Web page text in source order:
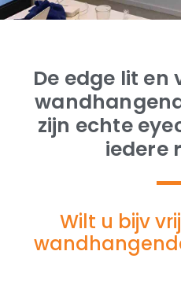
De edge lit en
zijn echte
iedere
Wilt u bijv